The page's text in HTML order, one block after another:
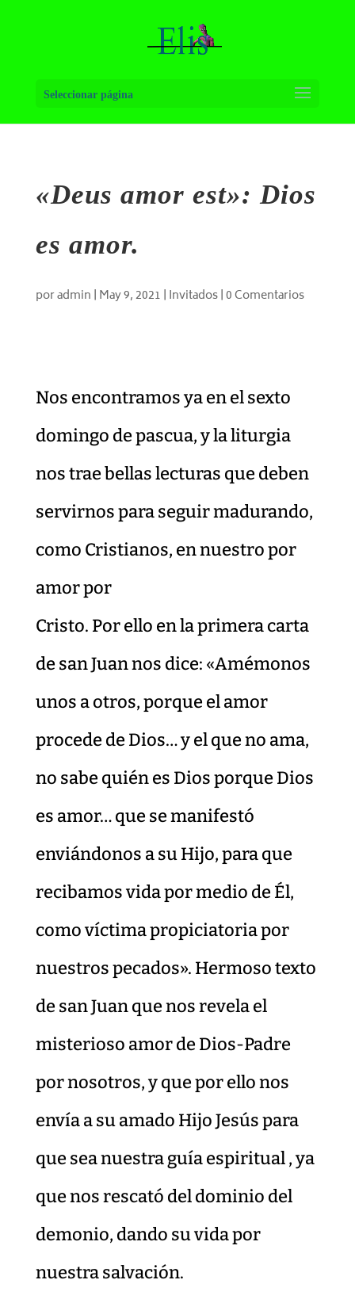
Seleccionar página
«Deus amor est»: Dios
es amor.
poradmin | May 9, 2021 | Invitados|0 Comentarios
Nos encontramos ya en el sexto
domingo de pascua, y la liturgia
nos trae bellas lecturas que deben
servirnos para seguir madurando,
como Cristianos, en nuestro por
amor por
Cristo. Por ello en la primera carta
de san Juan nos dice: «Amémonos
unos a otros, porque el amor
procede de Dios… y el que no ama,
no sabe quién es Dios porque Dios
es amor… que se manifestó
enviándonos a su Hijo, para que
recibamos vida por medio de Él,
como víctima propiciatoria por
nuestros pecados». Hermoso texto
de san Juan que nos revela el
misterioso amor de Dios-Padre
por nosotros, y que por ello nos
envía a su amado Hijo Jesús para
que sea nuestra guía espiritual , ya
que nos rescató del dominio del
demonio, dando su vida por
nuestra salvación.